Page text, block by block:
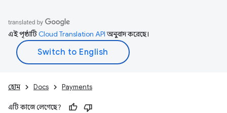
এই পৃষ্ঠাটিCloud Translation APIঅনুবাদ করেছে।
হোম Docs Payments
এটি কাজে লেগেছে?